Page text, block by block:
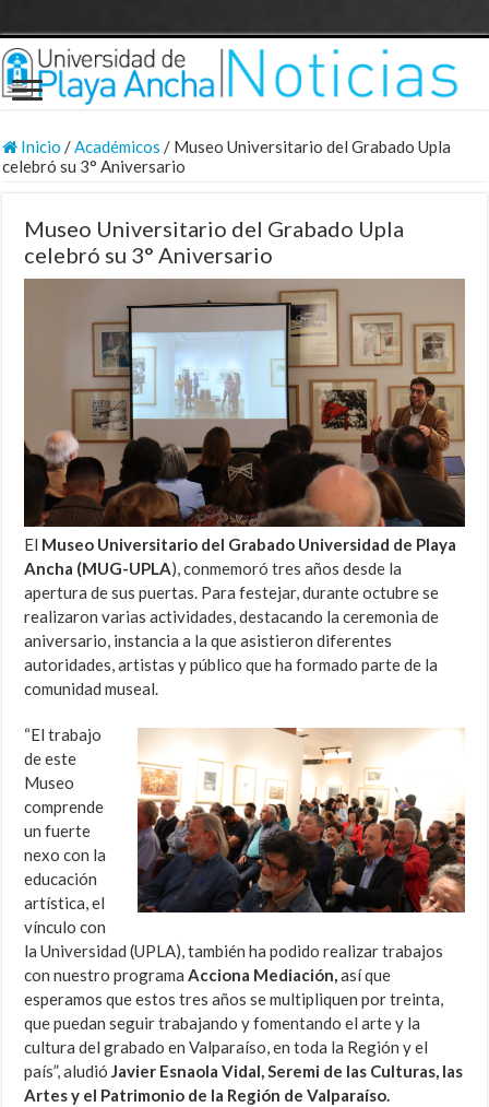
Inicio /Académicos / Museo Universitario del Grabado Upla
celebró su 3° Aniversario
Museo Universitario del Grabado Upla
celebró su 3° Aniversario
El Museo Universitario del Grabado Universidad de Playa
Ancha (MUG-UPLA), conmemoró tres años desde la
apertura de sus puertas. Para festejar, durante octubre se
realizaron varias actividades, destacando la ceremonia de
aniversario, instancia a la que asistieron diferentes
autoridades, artistas y público que ha formado parte de la
comunidad museal.
“El trabajo
de este
Museo
comprende
un fuerte
nexo con la
educación
artística, el
vínculo con
la Universidad (UPLA), también ha podido realizar trabajos
con nuestro programaAcciona Mediación,así que
esperamos que estos tres años se multipliquen por treinta,
que puedan seguir trabajando y fomentando el arte y la
cultura del grabado en Valparaíso, en toda la Región y el
país”, aludióJavier Esnaola Vidal, Seremi de las Culturas, las
Artes y el Patrimonio de la Región de Valparaíso.